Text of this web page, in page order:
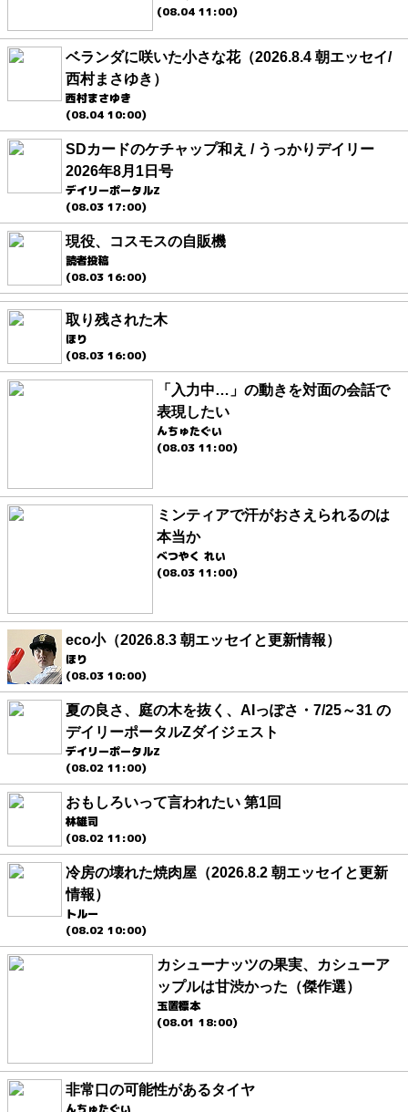
(08.04 11:00)
ベランダに咲いた小さな花（2026.8.4 朝エッセイ/
西村まさゆき）
西村まさゆき
(08.04 10:00)
SDカードのケチャップ和え / うっかりデイリー
2026年8月1日号
デイリーポータルZ
(08.03 17:00)
現役、コスモスの自販機
読者投稿
(08.03 16:00)
取り残された木
ほり
(08.03 16:00)
「入力中…」の動きを対面の会話で
表現したい
んちゅたぐい
(08.03 11:00)
ミンティアで汗がおさえられるのは
本当か
べつやく れい
(08.03 11:00)
eco小（2026.8.3 朝エッセイと更新情報）
ほり
(08.03 10:00)
夏の良さ、庭の木を抜く、AIっぽさ・7/25～31 の
デイリーポータルZダイジェスト
デイリーポータルZ
(08.02 11:00)
おもしろいって言われたい 第1回
林雄司
(08.02 11:00)
冷房の壊れた焼肉屋（2026.8.2 朝エッセイと更新
情報）
トルー
(08.02 10:00)
カシューナッツの果実、カシューア
ップルは甘渋かった（傑作選）
玉置標本
(08.01 18:00)
非常口の可能性があるタイヤ
んちゅたぐい